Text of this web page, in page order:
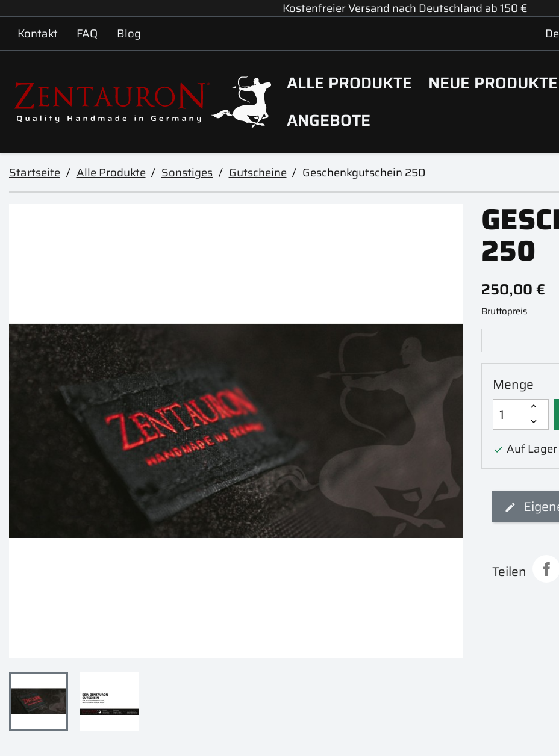
Kostenfreier Versand nach Deutschland ab 150 €
Kontakt
FAQ Blog
ALLE PRODUKTE
NEUE PRODUKTE
ANGEBOTE
Startseite Alle Produkte Sonstiges Gutscheine Geschenkgutschein 250
250
250,00 €
Bruttopreis
Menge
 Auf
Teilen